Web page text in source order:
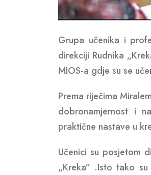
Grupa učenika i
direkciji Rudnika
MIOS-a gdje su se
Prema riječima
dobronamjernost i
praktične nastave u
Učenici su posjetom
„Kreka” .Isto tako